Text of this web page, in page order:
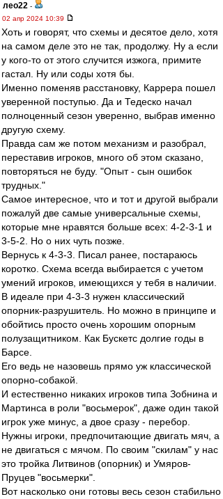
лео22 -
02 апр 2024 10:39
Хоть и говорят, что схемы и десятое дело, хотя
на самом деле это не так, продолжу. Ну а если
у кого-то от этого случится изжога, примите
гастал. Ну или соды хотя бы.
Именно поменяв расстановку, Каррера пошел
уверенной поступью. Да и Тедеско начал
полноценный сезон уверенно, выбрав именно
другую схему.
Правда сам же потом механизм и разобрал,
переставив игроков, много об этом сказано,
повторяться не буду. "Опыт - сын ошибок
трудных."
Самое интересное, что и тот и другой выбрали
пожалуй две самые универсальные схемы,
которые мне нравятся больше всех: 4-2-3-1 и
3-5-2. Но о них чуть позже.
Вернусь к 4-3-3. Писал ранее, постараюсь
коротко. Схема всегда выбирается с учетом
умений игроков, имеющихся у тебя в наличии.
В идеале при 4-3-3 нужен классический
опорник-разрушитель. Но можно в принципе и
обойтись просто очень хорошим опорным
полузащитником. Как Бускетс долгие годы в
Барсе.
Его ведь не назовешь прямо уж классической
опорно-собакой.
И естественно никаких игроков типа Зобнина и
Мартинса в роли "восьмерок", даже один такой
игрок уже минус, а двое сразу - перебор.
Нужны игроки, предпочитающие двигать мяч, а
не двигаться с мячом. По своим "скилам" у нас
это тройка Литвинов (опорник) и Умяров-
Пруцев "восьмерки".
Вот насколько они готовы весь сезон стабильно